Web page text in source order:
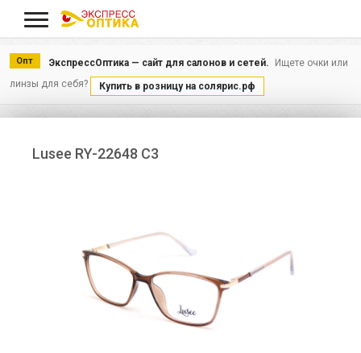
Опт ЭкспрессОптика — сайт для салонов и сетей.
Ищете очки или
линзы для себя?
Купить в розницу на солярис.рф
Lusee RY-22648 C3